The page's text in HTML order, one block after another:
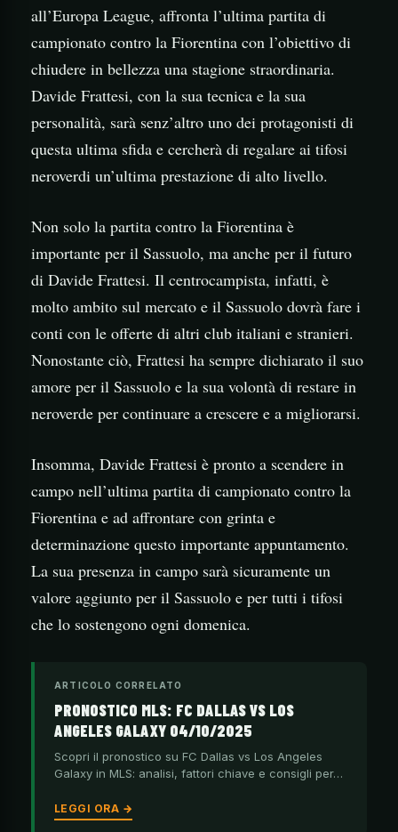
all’Europa League, affronta l’ultima partita di
campionato contro la Fiorentina con l’obiettivo di
chiudere in bellezza una stagione straordinaria.
Davide Frattesi, con la sua tecnica e la sua
personalità, sarà senz’altro uno dei protagonisti di
questa ultima sfida e cercherà di regalare ai tifosi
neroverdi un’ultima prestazione di alto livello.
Non solo la partita contro la Fiorentina è
importante per il Sassuolo, ma anche per il futuro
di Davide Frattesi. Il centrocampista, infatti, è
molto ambito sul mercato e il Sassuolo dovrà fare i
conti con le offerte di altri club italiani e stranieri.
Nonostante ciò, Frattesi ha sempre dichiarato il suo
amore per il Sassuolo e la sua volontà di restare in
neroverde per continuare a crescere e a migliorarsi.
Insomma, Davide Frattesi è pronto a scendere in
campo nell’ultima partita di campionato contro la
Fiorentina e ad affrontare con grinta e
determinazione questo importante appuntamento.
La sua presenza in campo sarà sicuramente un
valore aggiunto per il Sassuolo e per tutti i tifosi
che lo sostengono ogni domenica.
ARTICOLO CORRELATO
PRONOSTICO MLS: FC DALLAS VS LOS
ANGELES GALAXY 04/10/2025
Scopri il pronostico su FC Dallas vs Los Angeles
Galaxy in MLS: analisi, fattori chiave e consigli per…
LEGGI ORA →